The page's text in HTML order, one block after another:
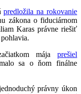
predložila na rokovanie
zákona o fiduciárnom
Karas právne riešiť
mája prešiel
sa o ňom finálne
právny úkon